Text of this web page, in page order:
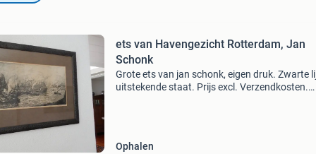
ets van Havengezicht Rotterdam, Jan
Schonk
Grote ets van jan schonk, eigen druk. Zwarte
uitstekende staat. Prijs excl. Verzendkosten.
Ophalen